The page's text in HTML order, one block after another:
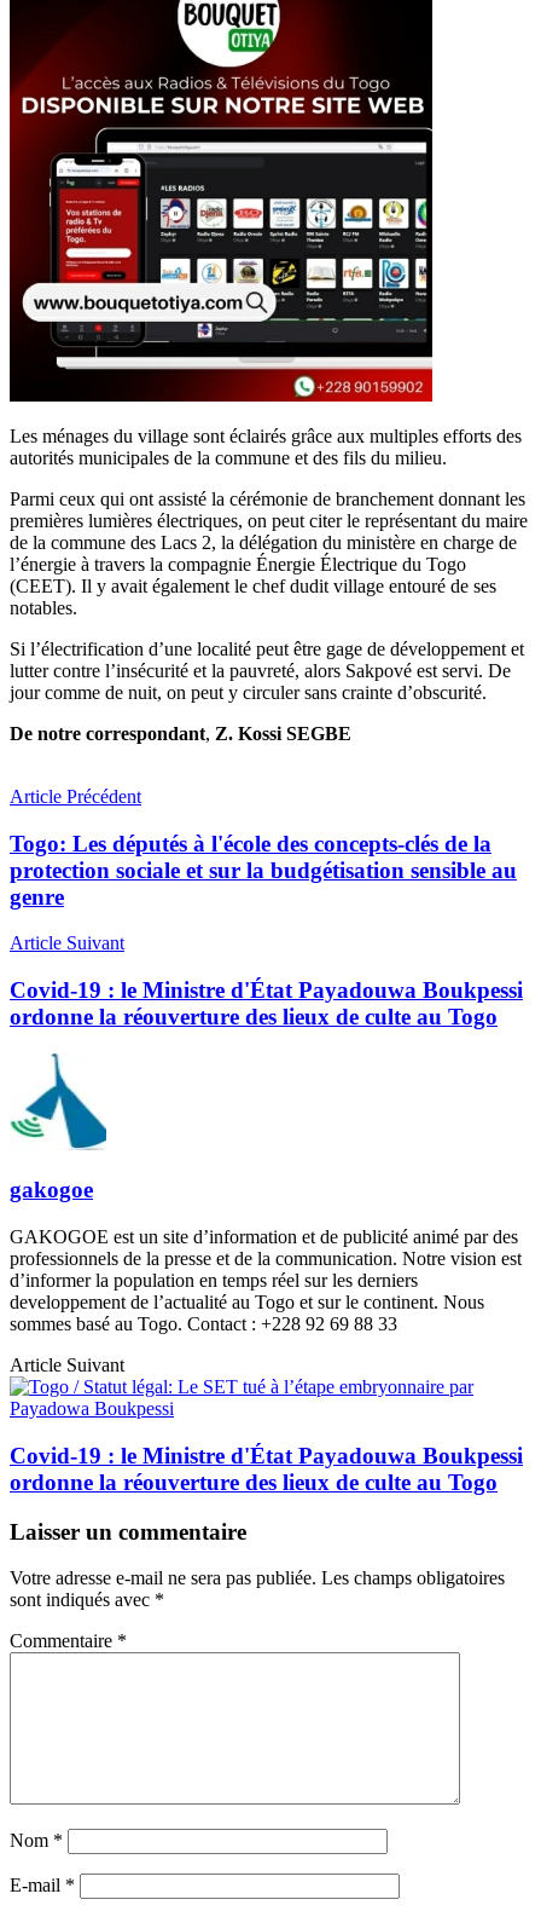
Les ménages du village sont éclairés grâce aux multiples efforts des
autorités municipales de la commune et des fils du milieu.
Parmi ceux qui ont assisté la cérémonie de branchement donnant les
premières lumières électriques, on peut citer le représentant du maire
de la commune des Lacs 2, la délégation du ministère en charge de
l’énergie à travers la compagnie Énergie Électrique du Togo
(CEET). Il y avait également le chef dudit village entouré de ses
notables.
Si l’électrification d’une localité peut être gage de développement et
lutter contre l’insécurité et la pauvreté, alors Sakpové est servi. De
jour comme de nuit, on peut y circuler sans crainte d’obscurité.
De notre correspondant, Z. Kossi SEGBE
Article Précédent
Togo: Les députés à l'école des concepts-clés de la
protection sociale et sur la budgétisation sensible au
genre
Article Suivant
Covid-19 : le Ministre d'État Payadouwa Boukpessi
ordonne la réouverture des lieux de culte au Togo
gakogoe
GAKOGOE est un site d’information et de publicité animé par des
professionnels de la presse et de la communication. Notre vision est
d’informer la population en temps réel sur les derniers
developpement de l’actualité au Togo et sur le continent. Nous
sommes basé au Togo. Contact : +228 92 69 88 33
Article Suivant
Covid-19 : le Ministre d'État Payadouwa Boukpessi
ordonne la réouverture des lieux de culte au Togo
Laisser un commentaire
Votre adresse e-mail ne sera pas publiée. Les champs obligatoires
sont indiqués avec *
Commentaire *
Nom *
E-mail *